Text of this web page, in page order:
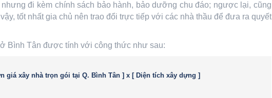
đi kèm chính sách bảo hành, bảo dưỡng chu đáo; ngược lại, cũng
tốt nhất gia chủ nên trao đổi trực tiếp với các nhà thầu để đưa ra quyết
Bình Tân được tính với công thức như sau:
giá xây nhà trọn gói tại Q. Bình Tân ] x [ Diện tích xây dựng ]